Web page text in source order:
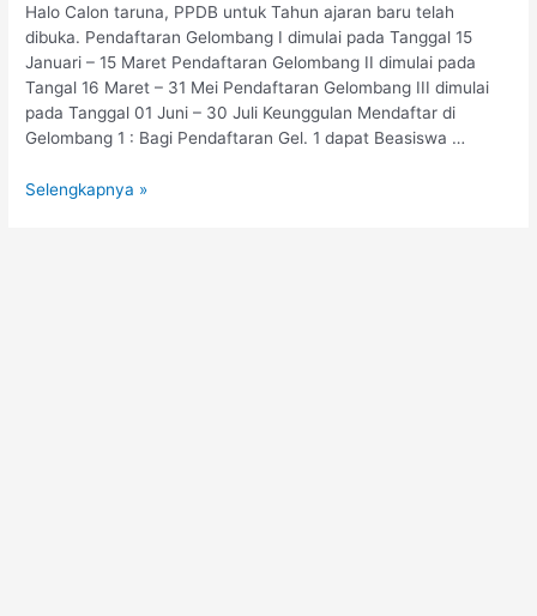
Halo Calon taruna, PPDB untuk Tahun ajaran baru telah
dibuka. Pendaftaran Gelombang I dimulai pada Tanggal 15
Januari – 15 Maret Pendaftaran Gelombang II dimulai pada
Tangal 16 Maret – 31 Mei Pendaftaran Gelombang III dimulai
pada Tanggal 01 Juni – 30 Juli Keunggulan Mendaftar di
Gelombang 1 : Bagi Pendaftaran Gel. 1 dapat Beasiswa …
Selengkapnya »